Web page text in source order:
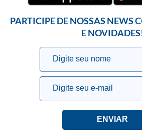
PARTICIPE DE NOSSAS NEWS
E